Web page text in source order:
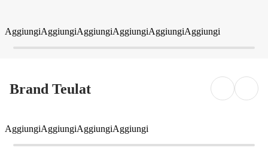
AggiungiAggiungiAggiungiAggiungiAggiungiAggiungi
Brand Teulat
AggiungiAggiungiAggiungiAggiungi